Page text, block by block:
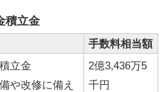
積立金
手数料相当額
立金
や改修に備え
2億3,436万5
千円